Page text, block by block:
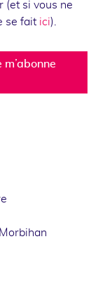
(et si vous ne
se fait ici).
Morbihan